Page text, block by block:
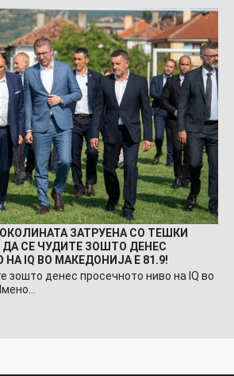
ЗАТРУЕНА СО ТЕШКИ
СЕ ЧУДИТЕ ЗОШТО ДЕНЕС
IQ ВО МАКЕДОНИЈА Е 81.9!
зошто денес просечното ниво на IQ во